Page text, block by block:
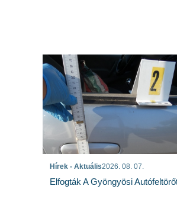
Hírek - Aktuális2026. 08. 07.
Elfogták A Gyöngyösi